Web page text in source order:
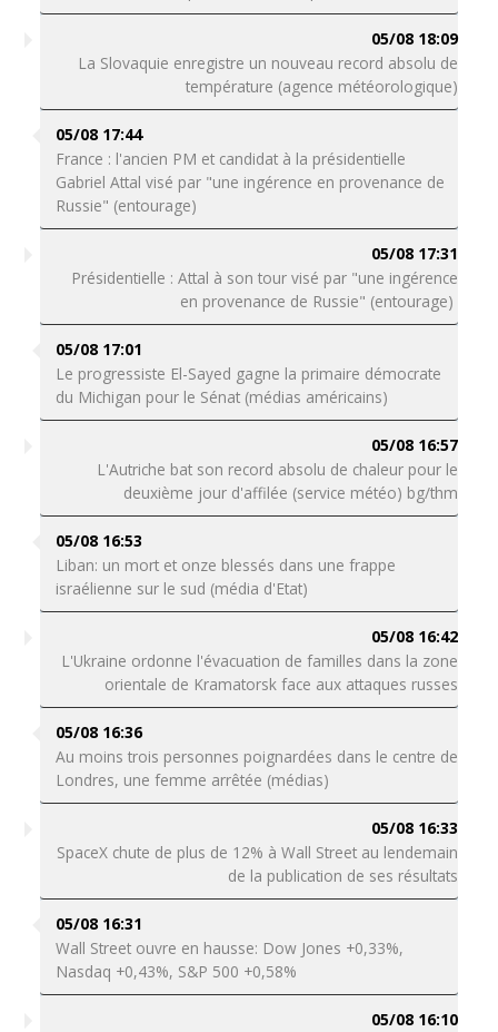
05/08 18:09
La Slovaquie enregistre un nouveau record absolu de
température (agence météorologique)
05/08 17:44
France : l'ancien PM et candidat à la présidentielle
Gabriel Attal visé par "une ingérence en provenance de
Russie" (entourage)
05/08 17:31
Présidentielle : Attal à son tour visé par "une ingérence
en provenance de Russie" (entourage)
05/08 17:01
Le progressiste El-Sayed gagne la primaire démocrate
du Michigan pour le Sénat (médias américains)
05/08 16:57
L'Autriche bat son record absolu de chaleur pour le
deuxième jour d'affilée (service météo) bg/thm
05/08 16:53
Liban: un mort et onze blessés dans une frappe
israélienne sur le sud (média d'Etat)
05/08 16:42
L'Ukraine ordonne l'évacuation de familles dans la zone
orientale de Kramatorsk face aux attaques russes
05/08 16:36
Au moins trois personnes poignardées dans le centre de
Londres, une femme arrêtée (médias)
05/08 16:33
SpaceX chute de plus de 12% à Wall Street au lendemain
de la publication de ses résultats
05/08 16:31
Wall Street ouvre en hausse: Dow Jones +0,33%,
Nasdaq +0,43%, S&P 500 +0,58%
05/08 16:10